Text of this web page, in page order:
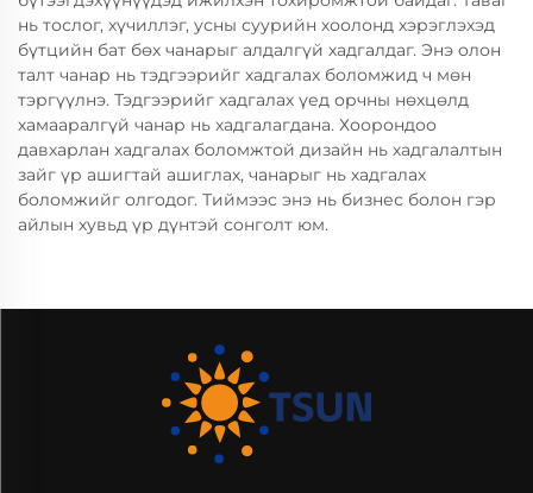
нь тослог, хүчиллэг, усны суурийн хоолонд хэрэглэхэд
бүтцийн бат бөх чанарыг алдалгүй хадгалдаг. Энэ олон
талт чанар нь тэдгээрийг хадгалах боломжид ч мөн
тэргүүлнэ. Тэдгээрийг хадгалах үед орчны нөхцөлд
хамааралгүй чанар нь хадгалагдана. Хоорондоо
давхарлан хадгалах боломжтой дизайн нь хадгалалтын
зайг үр ашигтай ашиглах, чанарыг нь хадгалах
боломжийг олгодог. Тиймээс энэ нь бизнес болон гэр
айлын хувьд үр дүнтэй сонголт юм.